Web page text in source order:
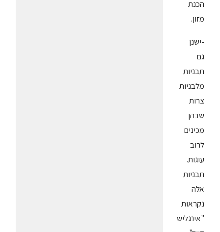
הכנת
מזון.
-ישנן
גם
תבניות
מלבניות
צרות
שבהן
מכינים
לרוב
עוגות.
תבניות
אלה
נקראות
"אינגליש